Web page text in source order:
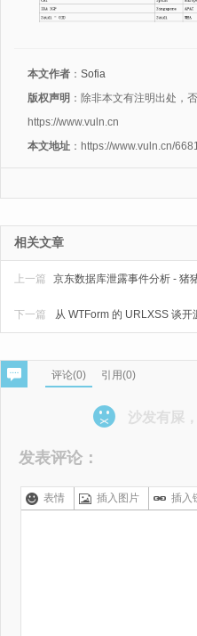
本文作者 ： Sofia
版权声明 ：除非本文有注明出处，
https://www.vuln.cn
本文地址 ：https://www.vuln.cn/
相关文章
上一篇 京东数据库泄露事件分析 - 猪
从 WTForm 的 URLXSS 谈
下一篇
评论(0) 引用(0)
沙发有屎
发表评论：
表情 插入图片 插入